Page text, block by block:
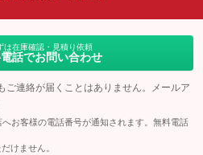
：装備なし
は在庫確認・見積り依頼
話でお問い合わせ
ご連絡が届くことはありません。メールア
お客様の電話番号が通知されます。無料電話
けません。